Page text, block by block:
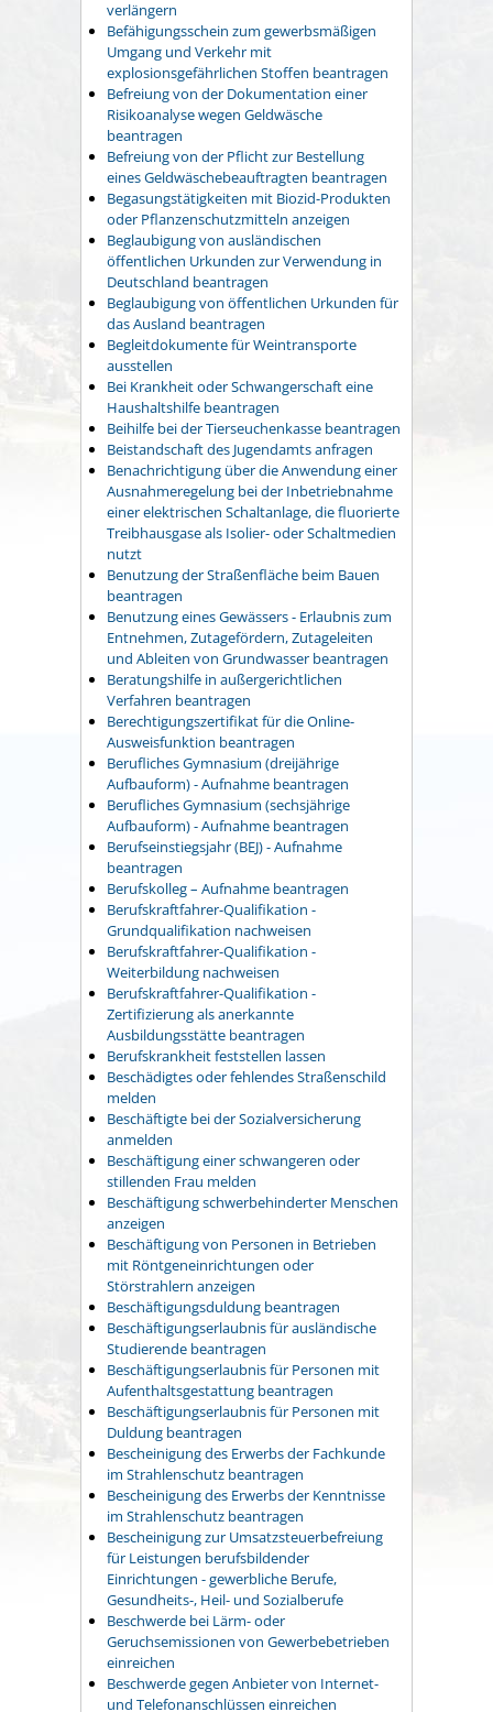
verlängern
Befähigungsschein zum gewerbsmäßigen
Umgang und Verkehr mit
explosionsgefährlichen Stoffen beantragen
Befreiung von der Dokumentation einer
Risikoanalyse wegen Geldwäsche
beantragen
Befreiung von der Pflicht zur Bestellung
eines Geldwäschebeauftragten beantragen
Begasungstätigkeiten mit Biozid-Produkten
oder Pflanzenschutzmitteln anzeigen
Beglaubigung von ausländischen
öffentlichen Urkunden zur Verwendung in
Deutschland beantragen
Beglaubigung von öffentlichen Urkunden für
das Ausland beantragen
Begleitdokumente für Weintransporte
ausstellen
Bei Krankheit oder Schwangerschaft eine
Haushaltshilfe beantragen
Beihilfe bei der Tierseuchenkasse beantragen
Beistandschaft des Jugendamts anfragen
Benachrichtigung über die Anwendung einer
Ausnahmeregelung bei der Inbetriebnahme
einer elektrischen Schaltanlage, die fluorierte
Treibhausgase als Isolier- oder Schaltmedien
nutzt
Benutzung der Straßenfläche beim Bauen
beantragen
Benutzung eines Gewässers - Erlaubnis zum
Entnehmen, Zutagefördern, Zutageleiten
und Ableiten von Grundwasser beantragen
Beratungshilfe in außergerichtlichen
Verfahren beantragen
Berechtigungszertifikat für die Online-
Ausweisfunktion beantragen
Berufliches Gymnasium (dreijährige
Aufbauform) - Aufnahme beantragen
Berufliches Gymnasium (sechsjährige
Aufbauform) - Aufnahme beantragen
Berufseinstiegsjahr (BEJ) - Aufnahme
beantragen
Berufskolleg – Aufnahme beantragen
Berufskraftfahrer-Qualifikation -
Grundqualifikation nachweisen
Berufskraftfahrer-Qualifikation -
Weiterbildung nachweisen
Berufskraftfahrer-Qualifikation -
Zertifizierung als anerkannte
Ausbildungsstätte beantragen
Berufskrankheit feststellen lassen
Beschädigtes oder fehlendes Straßenschild
melden
Beschäftigte bei der Sozialversicherung
anmelden
Beschäftigung einer schwangeren oder
stillenden Frau melden
Beschäftigung schwerbehinderter Menschen
anzeigen
Beschäftigung von Personen in Betrieben
mit Röntgeneinrichtungen oder
Störstrahlern anzeigen
Beschäftigungsduldung beantragen
Beschäftigungserlaubnis für ausländische
Studierende beantragen
Beschäftigungserlaubnis für Personen mit
Aufenthaltsgestattung beantragen
Beschäftigungserlaubnis für Personen mit
Duldung beantragen
Bescheinigung des Erwerbs der Fachkunde
im Strahlenschutz beantragen
Bescheinigung des Erwerbs der Kenntnisse
im Strahlenschutz beantragen
Bescheinigung zur Umsatzsteuerbefreiung
für Leistungen berufsbildender
Einrichtungen - gewerbliche Berufe,
Gesundheits-, Heil- und Sozialberufe
Beschwerde bei Lärm- oder
Geruchsemissionen von Gewerbebetrieben
einreichen
Beschwerde gegen Anbieter von Internet-
und Telefonanschlüssen einreichen